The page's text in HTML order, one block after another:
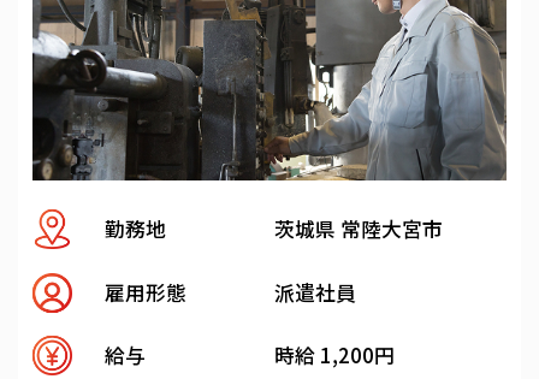
勤務地 茨城県 常陸大宮市
雇用形態 派遣社員
給与 時給 1,200円